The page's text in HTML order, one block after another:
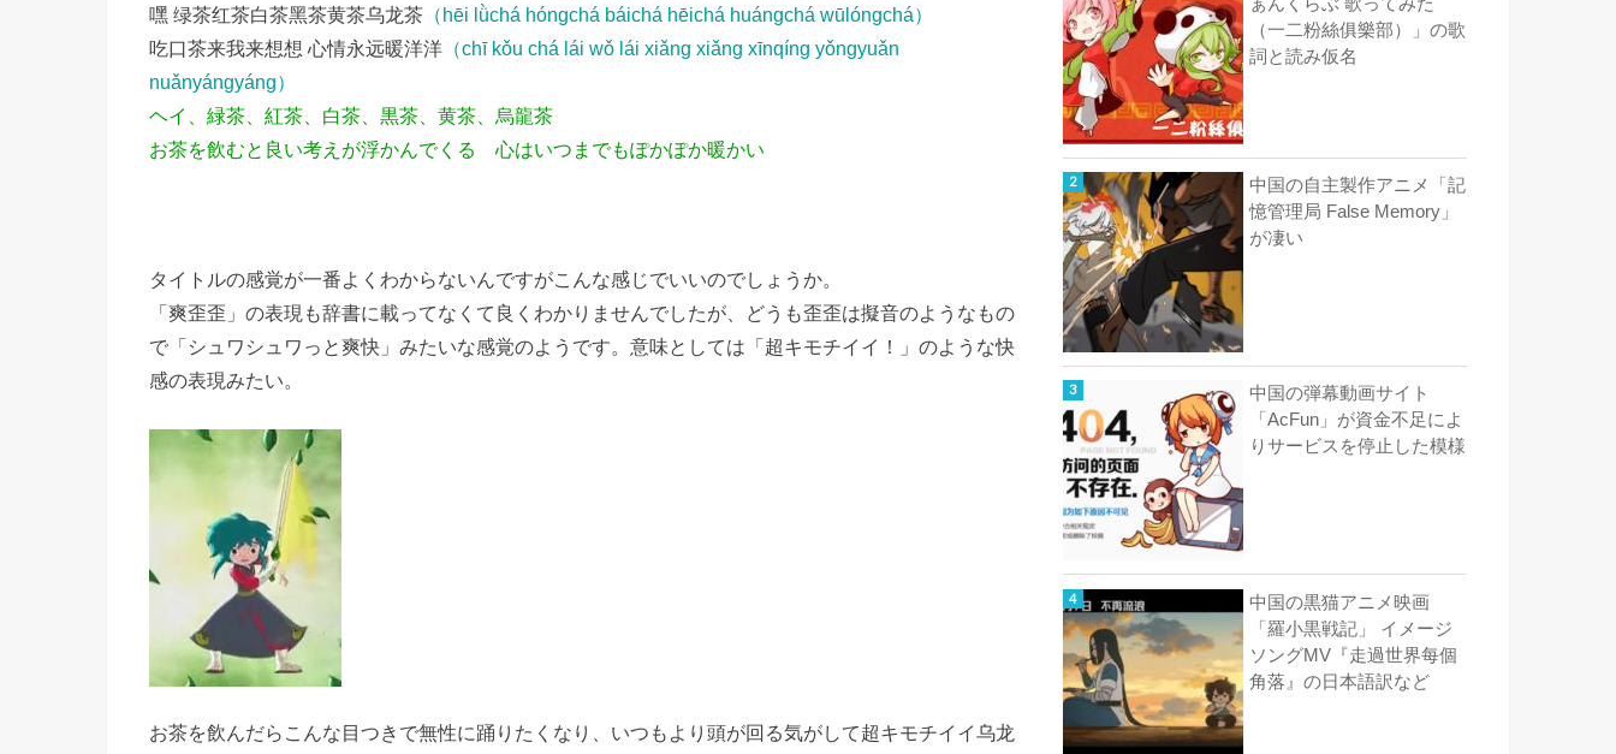
嘿 绿茶红茶白茶黑茶黄茶乌龙茶 （hēi lǜchá hóngchá báichá hēichá huángchá wūlóngchá）
吃口茶来我来想想 心情永远暖洋洋 （chī kǒu chá lái wǒ lái xiǎng xiǎng xīnqíng yǒngyuǎn
nuǎnyángyáng）
ヘイ、緑茶、紅茶、白茶、黒茶、黄茶、烏龍茶
お茶を飲むと良い考えが浮かんでくる 心はいつまでもぽかぽか暖かい
タイトルの感覚が一番よくわからないんですがこんな感じでいいのでしょうか。
「爽歪歪」の表現も辞書に載ってなくて良くわかりませんでしたが、どうも歪歪は擬音のようなもの
で「シュワシュワっと爽快」みたいな感覚のようです。意味としては「超キモチイイ！」のような快
感の表現みたい。
お茶を飲んだらこんな目つきで無性に踊りたくなり、いつもより頭が回る気がして超キモチイイ乌龙
（一二粉絲俱樂部）」の歌
詞と読み仮名
中国の自主製作アニメ「記
憶管理局 False Memory」
が凄い
中国の弾幕動画サイト
「AcFun」が資金不足によ
りサービスを停止した模様
中国の黒猫アニメ映画
「羅小黒戦記」 イメージ
ソングMV『走過世界每個
角落』の日本語訳など